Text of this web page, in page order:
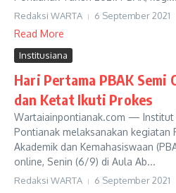
Redaksi WARTA 6 September 2021
Read More
Institusiana
Hari Pertama PBAK
dan Ketat Ikuti Prokes
Wartaiainpontianak.com — Institut
Pontianak melaksanakan kegiatan
Akademik dan Kemahasiswaan
online, Senin (6/9) di Aula Ab...
Redaksi WARTA 6 September 2021